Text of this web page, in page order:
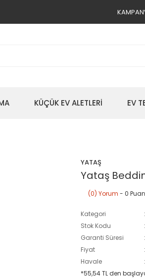
KÜÇÜK EV ALETLERİ EV
YATAŞ
Yataş
(0) Yorum - 0 Puan
Kategori
Stok Kodu
Garanti Süresi
Fiyat
Havale
*55,54 TL den